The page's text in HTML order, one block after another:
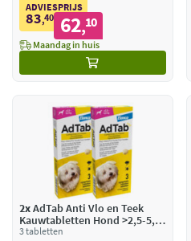
ADVIESPRIJS
83,40 62,10
Maandag in huis
2xAdTab Anti Vlo en Teek
Kauwtabletten Hond >2,5-5,5
kg
3 tabletten